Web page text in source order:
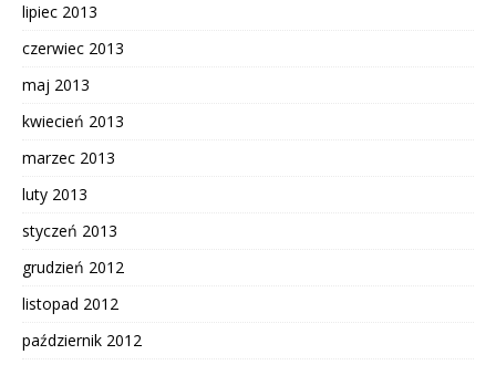
lipiec 2013
czerwiec 2013
maj 2013
kwiecień 2013
marzec 2013
luty 2013
styczeń 2013
grudzień 2012
listopad 2012
październik 2012